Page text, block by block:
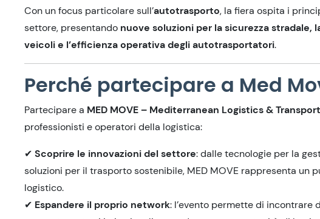
Con un focus particolare sull’autotrasporto, la fiera ospita i
settore, presentando nuove soluzioni per la sicurezza
veicoli e l’efficienza operativa degli autotrasportatori.
Perché partecipare a Med
Partecipare a MED MOVE – Mediterranean Logistics & Transport
professionisti e operatori della logistica:
✔ Scoprire le innovazioni del settore: dalle tecnologie per la
soluzioni per il trasporto sostenibile, MED MOVE rappresenta un
logistico.
✔ Espandere il proprio network: l’evento permette di incontrare